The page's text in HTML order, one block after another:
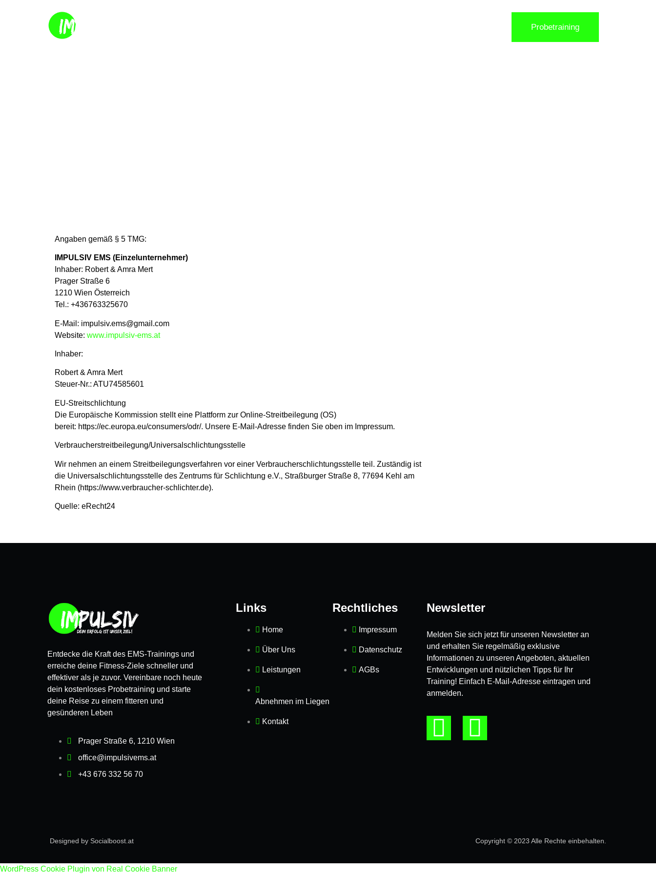
Probetraining
Angaben gemäß § 5 TMG:
IMPULSIV EMS (Einzelunternehmer)
Inhaber: Robert & Amra Mert
Prager Straße 6
1210 Wien Österreich
Tel.: +436763325670
E-Mail: impulsiv.ems@gmail.com
Website: www.impulsiv-ems.at
Inhaber:
Robert & Amra Mert
Steuer-Nr.: ATU74585601
EU-Streitschlichtung
Die Europäische Kommission stellt eine Plattform zur Online-Streitbeilegung (OS)
bereit: https://ec.europa.eu/consumers/odr/. Unsere E-Mail-Adresse finden Sie oben im Impressum.
Verbraucherstreitbeilegung/Universalschlichtungsstelle
Wir nehmen an einem Streitbeilegungsverfahren vor einer Verbraucherschlichtungsstelle teil. Zuständig ist
die Universalschlichtungsstelle des Zentrums für Schlichtung e.V., Straßburger Straße 8, 77694 Kehl am
Rhein (https://www.verbraucher-schlichter.de).
Quelle: eRecht24
Entdecke die Kraft des EMS-Trainings und
erreiche deine Fitness-Ziele schneller und
effektiver als je zuvor. Vereinbare noch heute
dein kostenloses Probetraining und starte
deine Reise zu einem fitteren und
gesünderen Leben
Prager Straße 6, 1210 Wien
office@impulsivems.at
+43 676 332 56 70
Links
Home
Über Uns
Leistungen
Abnehmen im Liegen
Kontakt
Rechtliches
Impressum
Datenschutz
AGBs
Newsletter
Melden Sie sich jetzt für unseren Newsletter an
und erhalten Sie regelmäßig exklusive
Informationen zu unseren Angeboten, aktuellen
Entwicklungen und nützlichen Tipps für Ihr
Training! Einfach E-Mail-Adresse eintragen und
anmelden.
Designed by Socialboost.at Copyright © 2023 Alle Rechte einbehalten.
WordPress Cookie Plugin von Real Cookie Banner